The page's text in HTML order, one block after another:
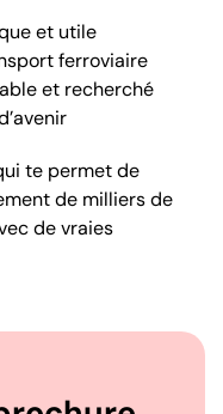
et utile
ferroviaire
et recherché
te permet de
de milliers de
de vraies